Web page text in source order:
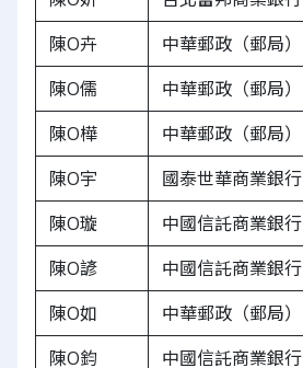
陳O卉
中華郵政（郵局）
陳O儒
中華郵政（郵局）
陳O樺
中華郵政（郵局）
陳O宇
國泰世華商業銀行
陳O璇
中國信託商業銀行
陳O諺
中國信託商業銀行
陳O如
中華郵政（郵局）
陳O鈞
中國信託商業銀行